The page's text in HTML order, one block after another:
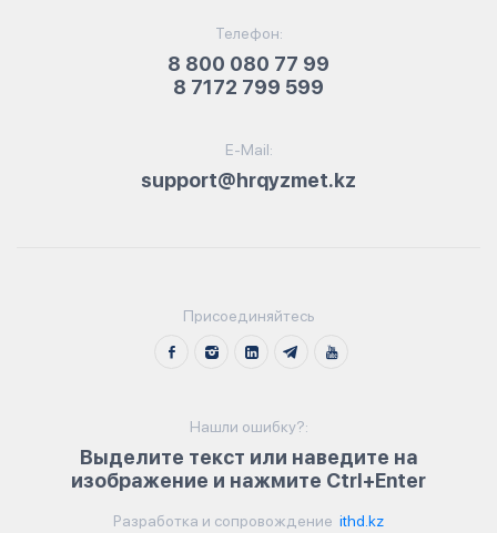
Телефон:
8 800 080 77 99
8 7172 799 599
E-Mail:
support@hrqyzmet.kz
Присоединяйтесь
Нашли ошибку?:
Выделите текст или наведите на
изображение и нажмите Ctrl+Enter
Разработка и сопровождение ithd.kz